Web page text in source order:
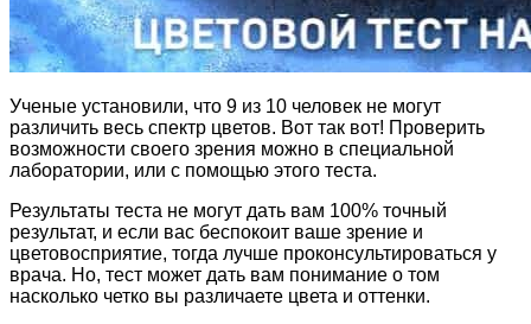
Ученые установили, что 9 из 10 человек не могут
различить весь спектр цветов. Вот так вот! Проверить
возможности своего зрения можно в специальной
лаборатории, или с помощью этого теста.
Результаты теста не могут дать вам 100% точный
результат, и если вас беспокоит ваше зрение и
цветовосприятие, тогда лучше проконсультироваться у
врача. Но, тест может дать вам понимание о том
насколько четко вы различаете цвета и оттенки.